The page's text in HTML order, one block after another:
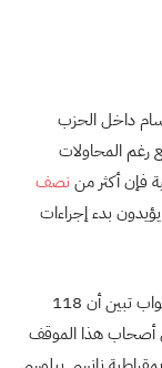
داخل الحزب
رغم المحاولات
فإن أكثر من نصف
بدء إجراءات
ومن أصل النواب الديمقراطيين الـ235 في مجلس النواب تبين أن 118
أصحاب هذا الموقف